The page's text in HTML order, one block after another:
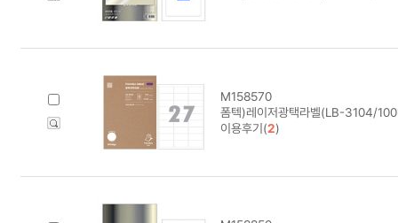
M158570
폼텍)레이저광택라벨(LB-3104/
이용후기(2)